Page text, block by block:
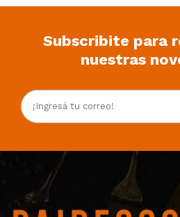
Subscribite para
nuestras